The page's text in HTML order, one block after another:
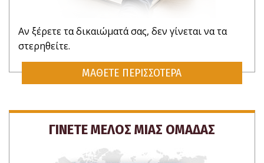
Αν ξέρετε τα δικαιώματά σας, δεν γίνεται να τα
στερηθείτε.
ΜΑΘΕΤΕ ΠΕΡΙΣΣΟΤΕΡΑ
ΓΙΝΕΤΕ ΜΕΛΟΣ ΜΙΑΣ ΟΜΑΔΑΣ